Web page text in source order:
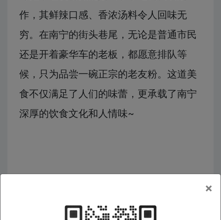
作，其鲜辣口感、香浓汤料令人回味无
穷。在南宁的街头巷尾，无论是普通市民
还是开着豪华车的老板，都愿意排队等
候，只为品尝一碗正宗的老友粉。这道美
食不仅满足了人们的味蕾，更承载了南宁
深厚的饮食文化和人情味~
×